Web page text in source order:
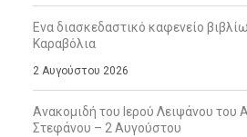
Ενα διασκεδαστικό καφενείο
Καραβόλια
2 Αυγούστου 2026
Ανακομιδή του Ιερού Λειψάνου του
Στεφάνου – 2 Αυγούστου